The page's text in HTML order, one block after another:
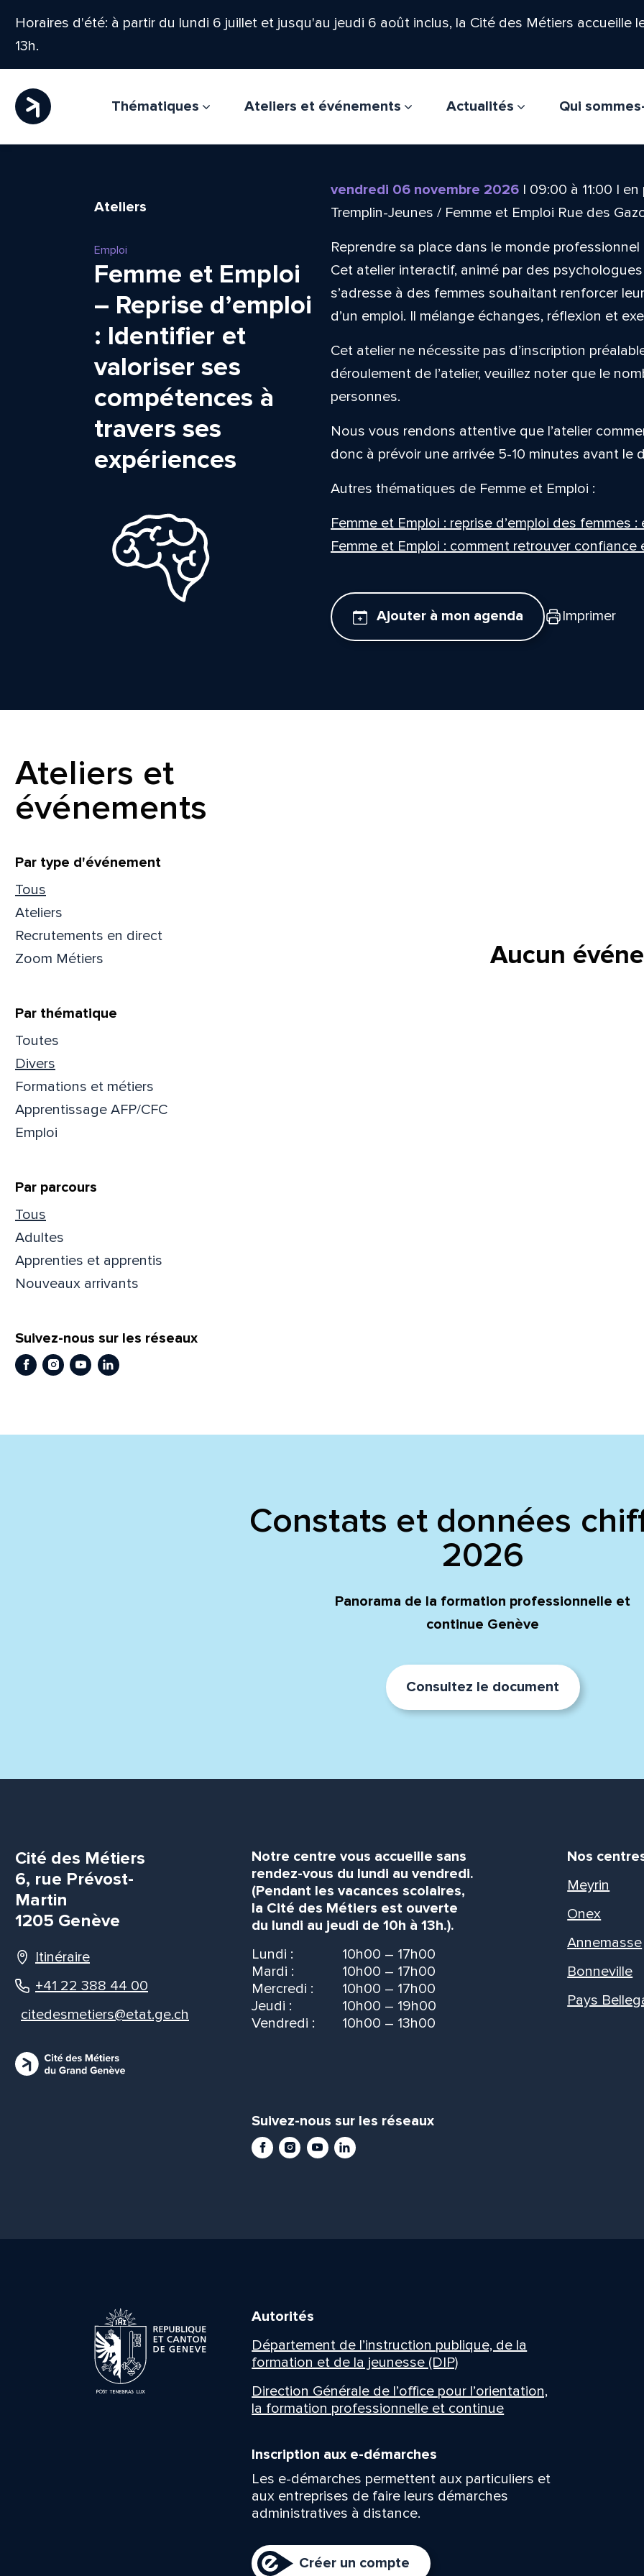
Horaires d'été: à partir du lundi 6 juillet et jusqu'au jeudi 6 août inclus, la Cité des Métiers accueille
13h.
Thématiques Ateliers et événements Actualités
Qui
Ateliers
Emploi
Femme et Emploi
– Reprise d’emploi
: Identifier et
valoriser ses
compétences à
travers ses
expériences
vendredi 06 novembre 2026| 09:00 à 11:00 | en
Tremplin-Jeunes / Femme et Emploi Rue des
Reprendre sa place dans le monde
Cet atelier interactif, animé par des
s’adresse à des femmes souhaitant renforcer
d’un emploi. Il mélange échanges, réflexion et
Cet atelier ne nécessite pas d’inscription
déroulement de l’atelier, veuillez noter que le
personnes.
Nous vous rendons attentive que l’atelier
donc à prévoir une arrivée 5-10 minutes avant le
Autres thématiques de Femme et Emploi :
Femme et Emploi : reprise d’emploi des femmes
Femme et Emploi : comment retrouver confiance
Ajouter à mon agenda Imprimer
Ateliers et
événements
Filtrer
Par type d'événement
Tous
Ateliers
Recrutements en direct
Zoom Métiers
Par thématique
Toutes
Divers
Formations et métiers
Apprentissage AFP/CFC
Emploi
Par parcours
Tous
Adultes
Apprenties et apprentis
Nouveaux arrivants
Suivez-nous sur les réseaux
Facebook
Instagram
YoutubeLinkedIn
Aucun
Constats et données
2026
Panorama de la formation professionnelle et
continue Genève
Consultez le document
Cité des Métiers
6, rue Prévost-
Martin
1205 Genève
Itinéraire
+41 22 388 44 00
citedesmetiers@etat.ge.ch
Notre centre vous accueille sans
rendez-vous du lundi au vendredi.
(Pendant les vacances scolaires,
la Cité des Métiers est ouverte
du lundi au jeudi de 10h à 13h.).
Lundi :
10h00 – 17h00
Mardi :
10h00 – 17h00
Mercredi :
10h00 – 17h00
Jeudi :
10h00 – 19h00
Vendredi :
10h00 – 13h00
Suivez-nous sur les réseaux
Facebook
Instagram
YoutubeLinkedIn
Nos
Meyrin
Onex
Annemasse
Bonneville
Pays
Autorités
Département de l’instruction publique, de la
formation et de la jeunesse (DIP)
Direction Générale de l’office pour l’orientation,
la formation professionnelle et continue
Inscription aux e-démarches
Les e-démarches permettent aux particuliers et
aux entreprises de faire leurs démarches
administratives à distance.
Créer un compte